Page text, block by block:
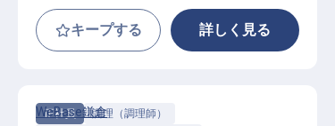
キープする 詳しく見る
正社員
調理（調理師）
WeBase鎌倉